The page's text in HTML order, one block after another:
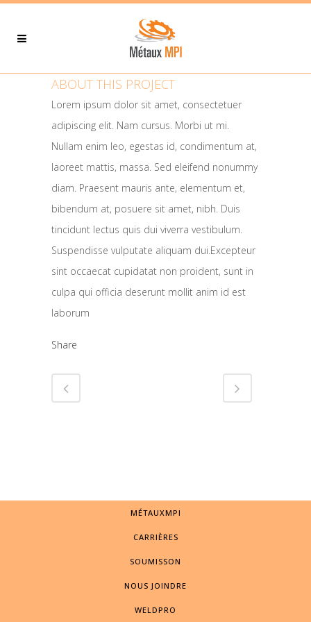
ABOUT THIS PROJECT
Lorem ipsum dolor sit amet, consectetuer
adipiscing elit. Nam cursus. Morbi ut mi.
Nullam enim leo, egestas id, condimentum at,
laoreet mattis, massa. Sed eleifend nonummy
diam. Praesent mauris ante, elementum et,
bibendum at, posuere sit amet, nibh. Duis
tincidunt lectus quis dui viverra vestibulum.
Suspendisse vulputate aliquam dui.Excepteur
sint occaecat cupidatat non proident, sunt in
culpa qui officia deserunt mollit anim id est
laborum
Share
MÉTAUXMPI
CARRIÈRES
SOUMISSON
NOUS JOINDRE
WELDPRO